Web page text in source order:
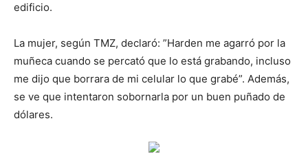
edificio.
La mujer, según TMZ, declaró: ”Harden me agarró por la
muñeca cuando se percató que lo está grabando, incluso
me dijo que borrara de mi celular lo que grabé”. Además,
se ve que intentaron sobornarla por un buen puñado de
dólares.